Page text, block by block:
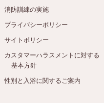
消防訓練の実施
プライバシーポリシー
サイトポリシー
カスタマーハラスメントに対する
基本方針
性別と入浴に関するご案内